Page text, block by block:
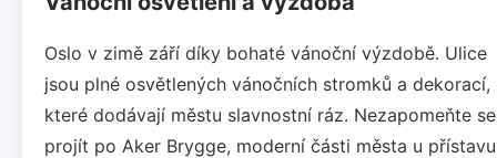
Oslo v zimě září díky bohaté vánoční výzdobě. Ulice
jsou plné osvětlených vánočních stromků a dekorací,
které dodávají městu slavnostní ráz. Nezapomeňte se
projít po Aker Brygge, moderní části města u